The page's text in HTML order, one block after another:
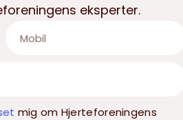
eksperter.
mig om Hjerteforeningens